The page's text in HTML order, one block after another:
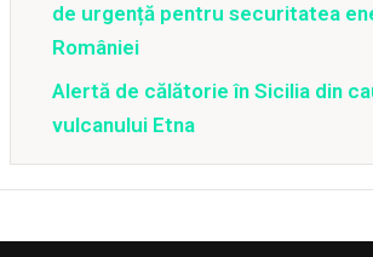
de urgență pentru securitatea
României
Alertă de călătorie în Sicilia din
vulcanului Etna